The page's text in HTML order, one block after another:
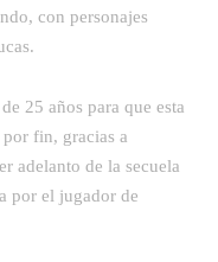
con personajes
25 años para que esta
fin, gracias a
adelanto de la secuela
por el jugador de